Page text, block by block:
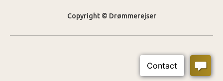
Copyright © Drømmerejser